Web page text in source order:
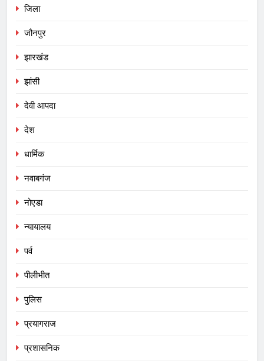
जिला
जौनपुर
झारखंड
झांसी
देवी आपदा
देश
धार्मिक
नवाबगंज
नोएडा
न्यायालय
पर्व
पीलीभीत
पुलिस
प्रयागराज
प्रशासनिक